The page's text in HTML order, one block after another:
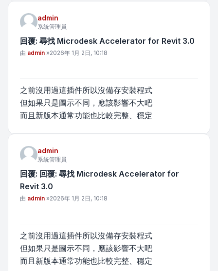
admin
系統管理員
回覆: 尋找 Microdesk Accelerator for Revit 3.0
文章
由 admin »2026年 1月 2日, 10:18
之前沒用過這插件所以沒備存安裝程式
但如果只是圖示不同，應該影響不大吧
而且新版本通常功能也比較完整、穩定
admin
系統管理員
回覆: 回覆: 尋找 Microdesk Accelerator for
Revit 3.0
文章
由 admin »2026年 1月 2日, 10:18
之前沒用過這插件所以沒備存安裝程式
但如果只是圖示不同，應該影響不大吧
而且新版本通常功能也比較完整、穩定